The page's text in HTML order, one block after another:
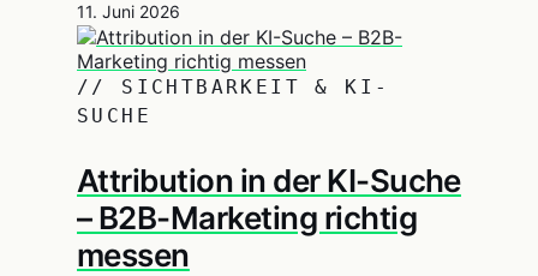
11. Juni 2026
// SICHTBARKEIT & KI-
SUCHE
Attribution in der KI-Suche
– B2B-Marketing richtig
messen